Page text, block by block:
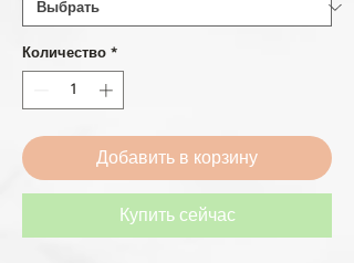
Количество *
Добавить в корзину
Купить сейчас